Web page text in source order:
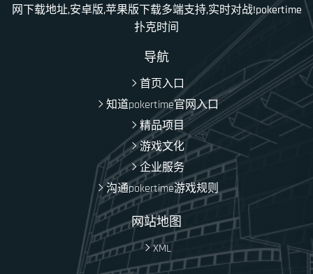
网下载地址,安卓版,苹果版下载多端支持,实时对战!pokertime
扑克时间
导航
首页入口
知道pokertime官网入口
精品项目
游戏文化
企业服务
沟通pokertime游戏规则
网站地图
XML